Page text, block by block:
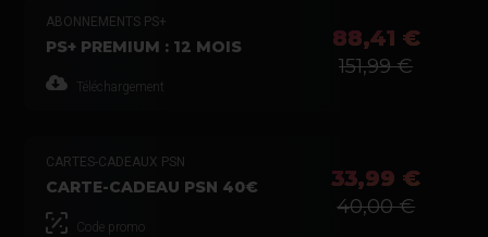
ABONNEMENTS PS+
PS+ PREMIUM : 12 MOIS
Téléchargement
88,41 €
151,99 €
CARTES-CADEAUX PSN
CARTE-CADEAU PSN 40€
Code promo
33,99 €
40,00 €